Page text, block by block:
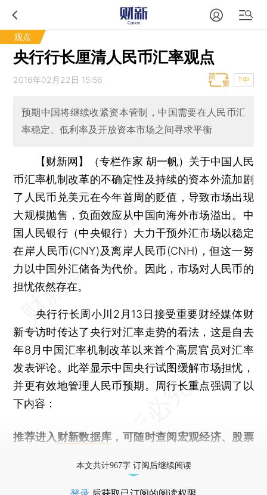
观点
央行行长厘清人民币汇率观点
2016年02月22日 15:56 T中
预期中国将继续收紧资本管制，中国需要在人民币汇
率稳定、低利率及开放资本市场之间寻求平衡
【财新网】（专栏作家 胡一帆） 关于中国人民
币汇率机制改革的不确定性及持续的资本外流加剧
了人民币兑美元在今年首周的贬值，导致市场出现
大规模抛售，负面效应从中国向海外市场溢出。中
国人民银行（中央银行）大力干预外汇市场以稳定
在岸人民币(CNY)及离岸人民币(CNH)，但这一努
力以中国外汇储备为代价。因此，市场对人民币的
担忧依然存在。
央行行长周小川2月13日接受重要财经媒体财
新专访时传达了央行对汇率走势的看法，这是自去
年8月中国汇率机制改革以来首个高层官员对汇率
发表评论。此举显示中国央行试图缓解市场担忧，
并更有效地管理人民币预期。周行长重点强调了以
下内容：
推荐进入 财新数据库 ，可随时查阅宏观经济、股票
本文共计967字 订阅后继续阅读